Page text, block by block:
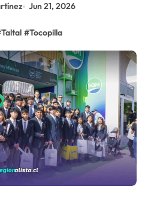
Jun 21, 2026
Taltal #Tocopilla